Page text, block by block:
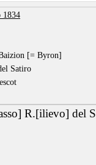
1834
[= Byron]
Satiro
R.[ilievo] del